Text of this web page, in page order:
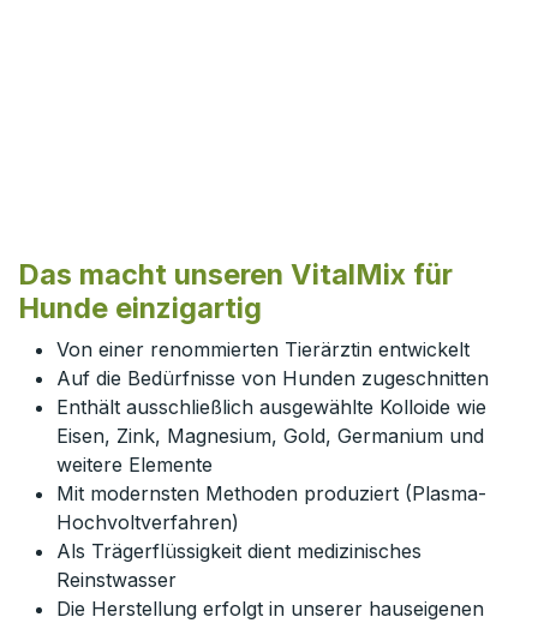
Das macht unseren VitalMix für
Hunde einzigartig
Von einer renommierten Tierärztin entwickelt
Auf die Bedürfnisse von Hunden zugeschnitten
Enthält ausschließlich ausgewählte Kolloide wie
Eisen, Zink, Magnesium, Gold, Germanium und
weitere Elemente
Mit modernsten Methoden produziert (Plasma-
Hochvoltverfahren)
Als Trägerflüssigkeit dient medizinisches
Reinstwasser
Die Herstellung erfolgt in unserer hauseigenen